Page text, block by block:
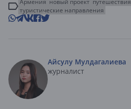
Армения новый проект путешествия
туристические направления
Айсулу Мулдагалиева
журналист